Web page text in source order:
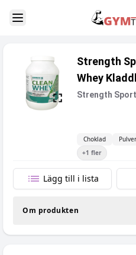
Toggle Sidebar
Strength
Whey
Strength
Choklad Pulver
+1 fler
Lägg till i lista
Om produkten